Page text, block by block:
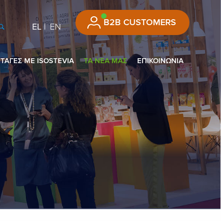
ΜΕ ISOSTEVIA ΤΑ ΝΕΑ ΜΑΣ ΕΠΙΚΟΙΝΩΝΙΑ
EL EN B2B CUSTOMERS